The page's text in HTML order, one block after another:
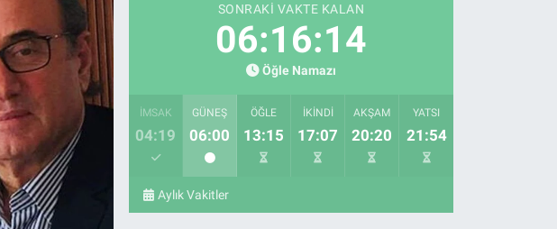
SONRAKI VAKTE KALAN
06:16:13
Öğle Namazı
İMSAK
04:19
GÜNEŞ
06:00
ÖĞLE
13:15
İKINDI
17:07
AKŞAM
20:20
YATSI
21:54
Aylık Vakitler